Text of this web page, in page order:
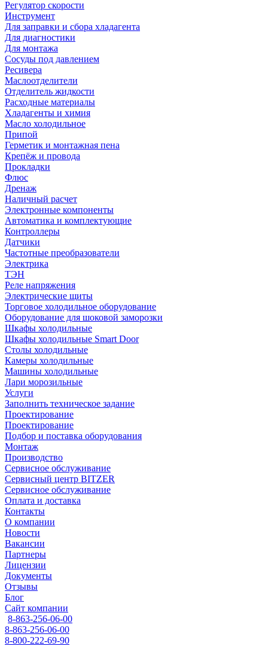
Регулятор скорости
Инструмент
Для заправки и сбора хладагента
Для диагностики
Для монтажа
Сосуды под давлением
Ресивера
Маслоотделители
Отделитель жидкости
Расходные материалы
Хладагенты и химия
Масло холодильное
Припой
Герметик и монтажная пена
Крепёж и провода
Прокладки
Флюс
Дренаж
Наличный расчет
Электронные компоненты
Автоматика и комплектующие
Контроллеры
Датчики
Частотные преобразователи
Электрика
ТЭН
Реле напряжения
Электрические щиты
Торговое холодильное оборудование
Оборудование для шоковой заморозки
Шкафы холодильные
Шкафы холодильные Smart Door
Столы холодильные
Камеры холодильные
Машины холодильные
Лари морозильные
Услуги
Заполнить техническое задание
Проектирование
Проектирование
Подбор и поставка оборудования
Монтаж
Производство
Сервисное обслуживание
Сервисный центр BITZER
Сервисное обслуживание
Оплата и доставка
Контакты
О компании
Новости
Вакансии
Партнеры
Лицензии
Документы
Отзывы
Блог
Сайт компании
8-863-256-06-00
8-863-256-06-00
8-800-222-69-90